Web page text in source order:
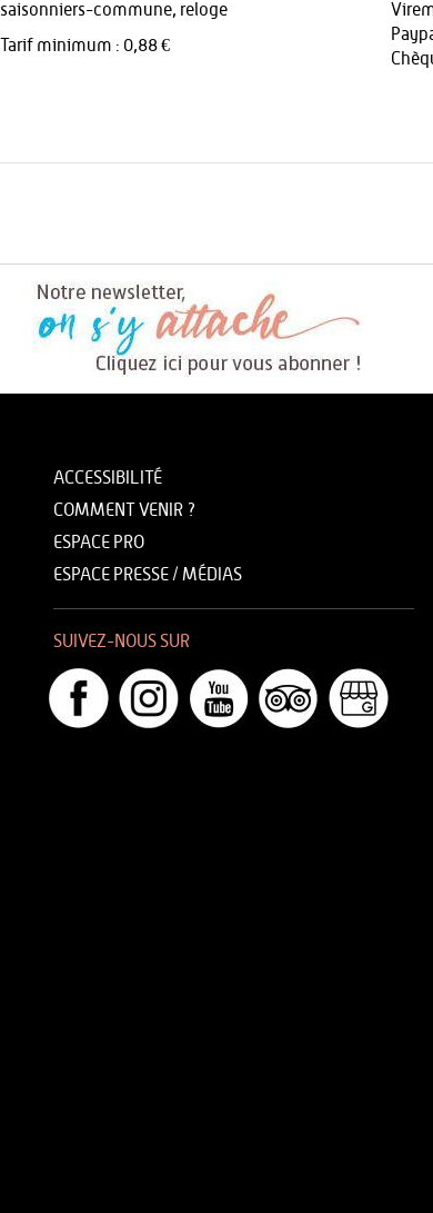
saisonniers-commune, reloge
Tarif minimum : 0,88 €
ACCESSIBILITÉ
COMMENT VENIR ?
ESPACE PRO
ESPACE PRESSE / MÉDIAS
SUIVEZ-NOUS SUR